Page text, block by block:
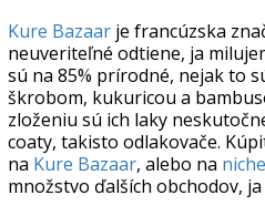
Kure Bazaar je francúzska
neuveriteľné odtiene, ja
sú na 85% prírodné, nejak to
škrobom, kukuricou a
zloženiu sú ich laky
coaty, takisto odlakovače.
na Kure Bazaar, alebo na
množstvo ďalších obchodov,